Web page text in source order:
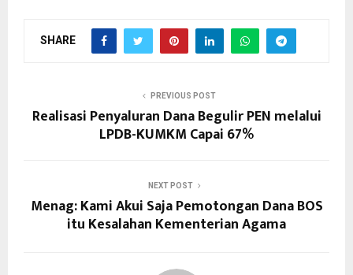
SHARE
PREVIOUS POST
Realisasi Penyaluran Dana Begulir PEN melalui
LPDB-KUMKM Capai 67%
NEXT POST
Menag: Kami Akui Saja Pemotongan Dana BOS
itu Kesalahan Kementerian Agama